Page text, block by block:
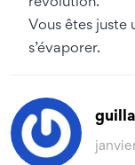
révolution.
Vous êtes juste
s’évaporer.